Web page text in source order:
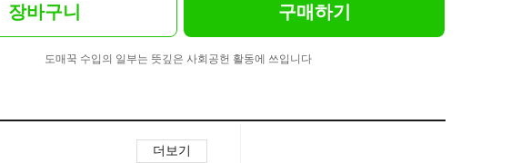
장바구니 구매하기
도매꾹 수입의 일부는 뜻깊은 사회공헌 활동에 쓰입니다
더보기